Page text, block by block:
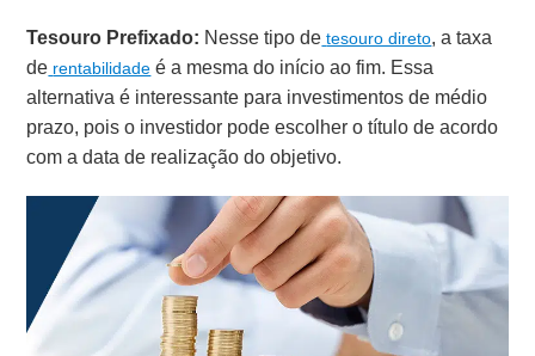
Tesouro Prefixado: Nesse tipo de tesouro direto, a taxa
de rentabilidade é a mesma do início ao fim. Essa
alternativa é interessante para investimentos de médio
prazo, pois o investidor pode escolher o título de acordo
com a data de realização do objetivo.